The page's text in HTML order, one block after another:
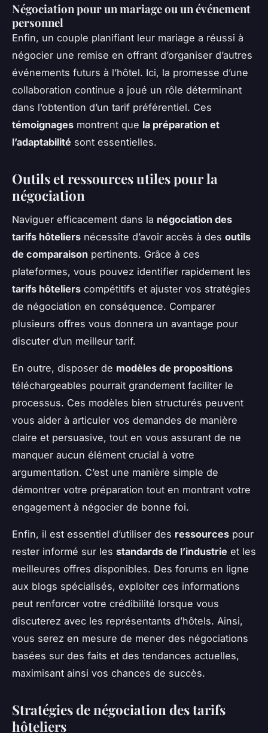
Négociation pour un mariage ou un événement
personnel
Enfin, un couple planifiant leur mariage a réussi à
négocier une remise en offrant d’organiser d’autres
événements futurs à l’hôtel. Ici, la promesse d’une
collaboration continue a joué un rôle déterminant
dans l’obtention d’un tarif préférentiel. Ces
témoignages montrent que la préparation et
l’adaptabilité sont essentielles.
Outils et ressources utiles pour la
négociation
Naviguer efficacement dans la négociation des
tarifs hôteliers nécessite d’avoir accès à des outils
de comparaison pertinents. Grâce à ces
plateformes, vous pouvez identifier rapidement les
tarifs hôteliers compétitifs et ajuster vos stratégies
de négociation en conséquence. Comparer
plusieurs offres vous donnera un avantage pour
discuter d’un meilleur tarif.
En outre, disposer de modèles de propositions
téléchargeables pourrait grandement faciliter le
processus. Ces modèles bien structurés peuvent
vous aider à articuler vos demandes de manière
claire et persuasive, tout en vous assurant de ne
manquer aucun élément crucial à votre
argumentation. C’est une manière simple de
démontrer votre préparation tout en montrant votre
engagement à négocier de bonne foi.
Enfin, il est essentiel d’utiliser des ressources pour
rester informé sur les standards de l’industrie et les
meilleures offres disponibles. Des forums en ligne
aux blogs spécialisés, exploiter ces informations
peut renforcer votre crédibilité lorsque vous
discuterez avec les représentants d’hôtels. Ainsi,
vous serez en mesure de mener des négociations
basées sur des faits et des tendances actuelles,
maximisant ainsi vos chances de succès.
Stratégies de négociation des tarifs
hôteliers